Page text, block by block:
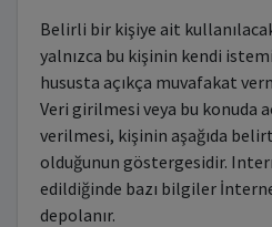
Belirli bir kişiye ait
yalnızca bu kişinin kendi
hususta açıkça muvafakat
Veri girilmesi veya bu konuda
verilmesi, kişinin aşağıda
olduğunun göstergesidir.
edildiğinde bazı bilgiler
depolanır.